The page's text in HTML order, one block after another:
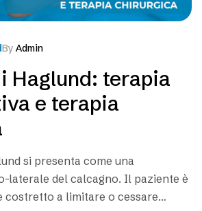
By Admin
Haglund: terapia
e terapia
si presenta come una
laterale del calcagno. Il paziente è
costretto a limitare o cessare